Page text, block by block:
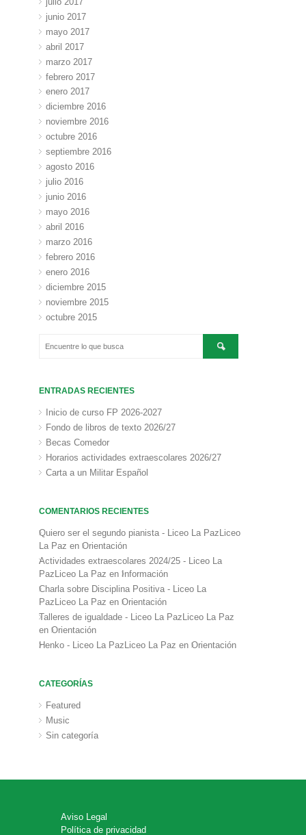
junio 2017
mayo 2017
abril 2017
marzo 2017
febrero 2017
enero 2017
diciembre 2016
noviembre 2016
octubre 2016
septiembre 2016
agosto 2016
julio 2016
junio 2016
mayo 2016
abril 2016
marzo 2016
febrero 2016
enero 2016
diciembre 2015
noviembre 2015
octubre 2015
ENTRADAS RECIENTES
Inicio de curso FP 2026-2027
Fondo de libros de texto 2026/27
Becas Comedor
Horarios actividades extraescolares 2026/27
Carta a un Militar Español
COMENTARIOS RECIENTES
Quiero ser el segundo pianista - Liceo La PazLiceo
La Paz enOrientación
Actividades extraescolares 2024/25 - Liceo La
PazLiceo La Paz enInformación
Charla sobre Disciplina Positiva - Liceo La
PazLiceo La Paz enOrientación
Talleres de igualdade - Liceo La PazLiceo La Paz
enOrientación
Henko - Liceo La PazLiceo La Paz enOrientación
CATEGORÍAS
Featured
Music
Sin categoría
Aviso Legal
Política de privacidad